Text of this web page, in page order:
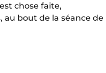
chose faite,
au bout de la séance de